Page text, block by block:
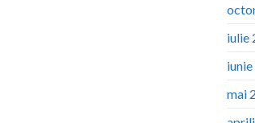
iulie
mai